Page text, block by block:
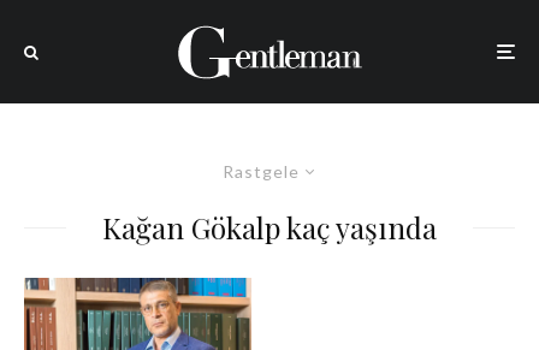
Rastgele
Kağan Gökalp kaç yaşında